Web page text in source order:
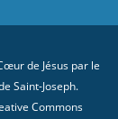
de Jésus par le
Saint-Joseph.
Commons